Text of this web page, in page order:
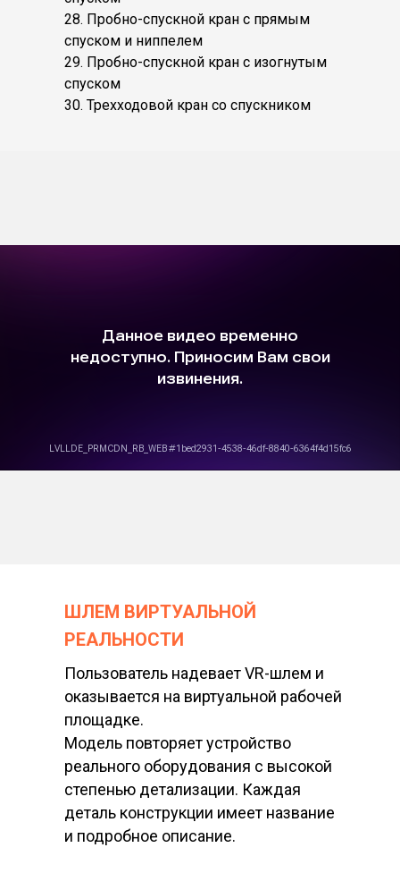
28. Пробно-спускной кран с прямым
спуском и ниппелем
29. Пробно-спускной кран с изогнутым
спуском
30. Трехходовой кран со спускником
ШЛЕМ ВИРТУАЛЬНОЙ
РЕАЛЬНОСТИ
Пользователь надевает VR-шлем и
оказывается на виртуальной рабочей
площадке.
Модель повторяет устройство
реального оборудования с высокой
степенью детализации. Каждая
деталь конструкции имеет название
и подробное описание.